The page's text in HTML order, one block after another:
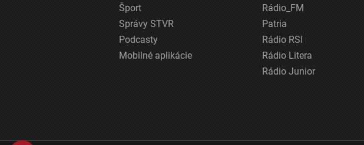
Šport
Správy STVR
Podcasty
Mobilné aplikácie
Rádio_FM
Patria
Rádio RSI
Rádio Litera
Rádio Junior